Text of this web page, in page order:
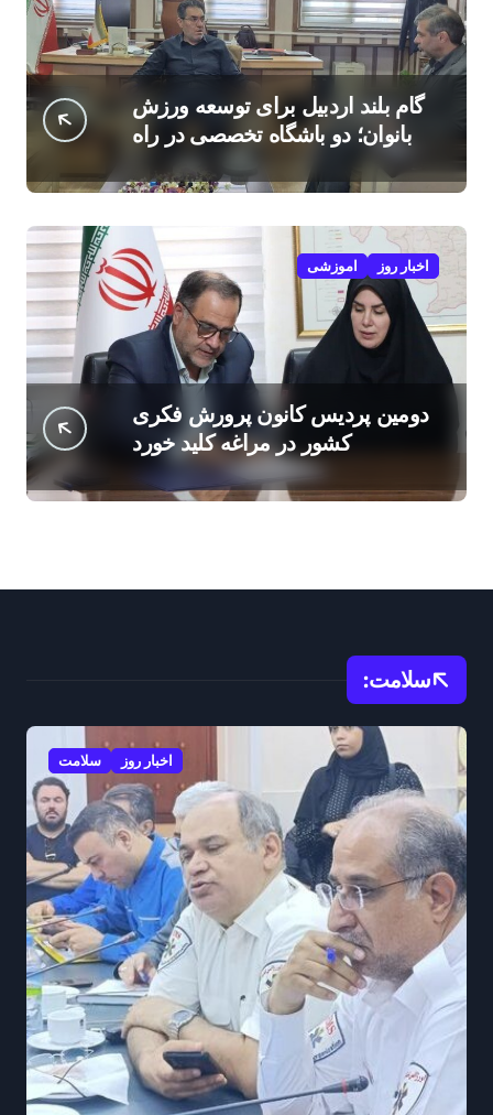
گام بلند اردبیل برای توسعه ورزش
بانوان؛ دو باشگاه تخصصی در راه
است
اخبار روز اموزشی
دومین پردیس کانون پرورش فکری
کشور در مراغه کلید خورد
سلامت:
اخبار روز سلامت